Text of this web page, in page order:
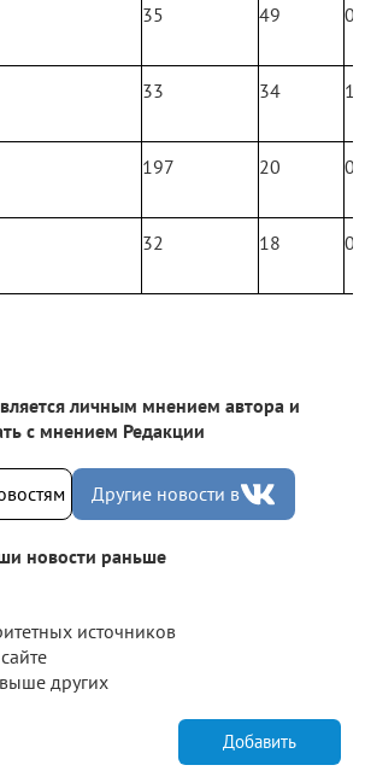
35 49 0
33 34 1
197 20 0
32 18 0
личным мнением автора и
с мнением Редакции
Другие новости в
новости раньше
источников
других
Добавить